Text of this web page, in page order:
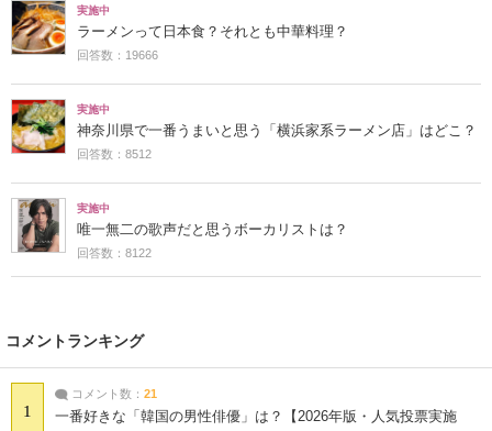
実施中
ラーメンって日本食？それとも中華料理？
回答数：19666
実施中
神奈川県で一番うまいと思う「横浜家系ラーメン店」はどこ？
回答数：8512
実施中
唯一無二の歌声だと思うボーカリストは？
回答数：8122
コメントランキング
1
コメント数： 21
一番好きな「韓国の男性俳優」は？【2026年版・人気投票実施